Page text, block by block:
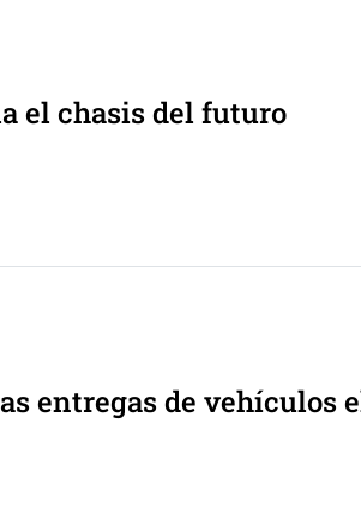
el chasis del futuro
entregas de vehículos